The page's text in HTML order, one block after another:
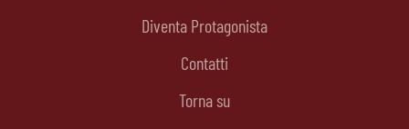
Diventa Protagonista
Contatti
Torna su